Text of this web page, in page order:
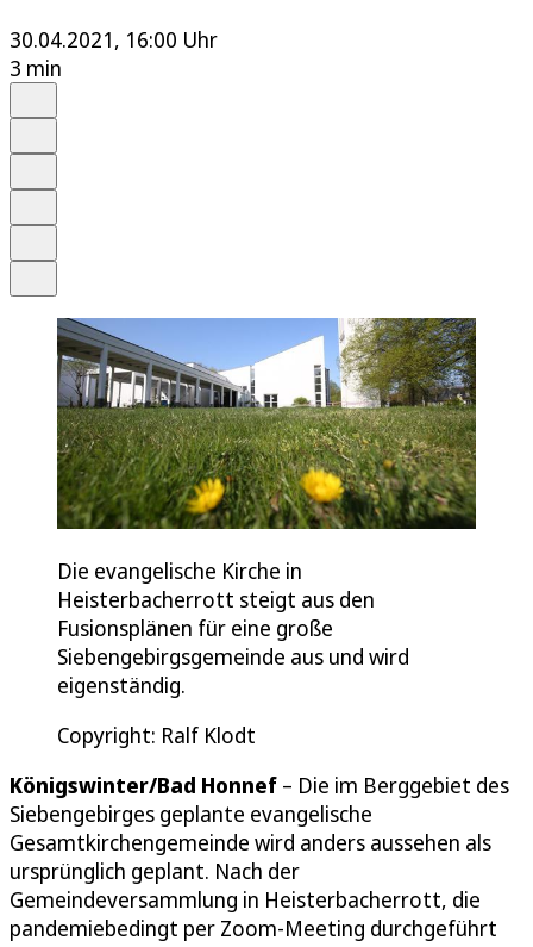
30.04.2021, 16:00 Uhr
3 min
Die evangelische Kirche in
Heisterbacherrott steigt aus den
Fusionsplänen für eine große
Siebengebirgsgemeinde aus und wird
eigenständig.
Copyright: Ralf Klodt
Königswinter/Bad Honnef – Die im Berggebiet des
Siebengebirges geplante evangelische
Gesamtkirchengemeinde wird anders aussehen als
ursprünglich geplant. Nach der
Gemeindeversammlung in Heisterbacherrott, die
pandemiebedingt per Zoom-Meeting durchgeführt